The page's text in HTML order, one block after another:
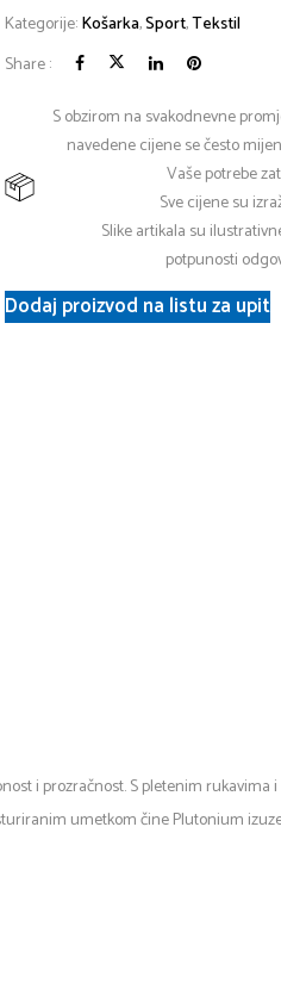
Kategorije:Košarka,Sport,Tekstil
Share :
S obzirom na svakodnevne
navedene cijene se često
Vaše potrebe
Sve cijene su
Slike artikala su
potpunosti
Dodaj proizvod na listu za upit
i prozračnost. S pletenim rukavima
umetkom čine Plutonium